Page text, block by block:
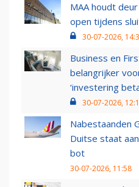
MAA houdt
open tijdens
30-07-2026,
Business en
belangrijker
‘investering
30-07-2026,
Nabestaanden
Duitse staat
bot
30-07-2026, 11:58